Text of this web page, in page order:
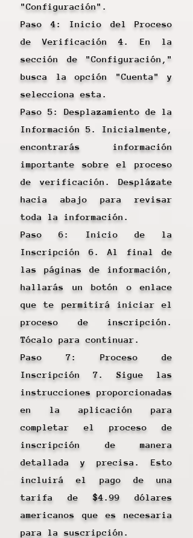
"Configuración".
Paso 4: Inicio del Proceso
de Verificación 4. En la
sección de "Configuración,"
busca la opción "Cuenta" y
selecciona esta.
Paso 5: Desplazamiento de la
Información 5. Inicialmente,
encontrarás información
importante sobre el proceso
de verificación. Desplázate
hacia abajo para revisar
toda la información.
Paso 6: Inicio de la
Inscripción 6. Al final de
las páginas de información,
hallarás un botón o enlace
que te permitirá iniciar el
proceso de inscripción.
Tócalo para continuar.
Paso 7: Proceso de
Inscripción 7. Sigue las
instrucciones proporcionadas
en la aplicación para
completar el proceso de
inscripción de manera
detallada y precisa. Esto
incluirá el pago de una
tarifa de $4.99 dólares
americanos que es necesaria
para la suscripción.